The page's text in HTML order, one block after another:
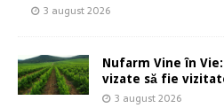
3 august 2026
Nufarm Vine în
vizate să fie
3 august 2026